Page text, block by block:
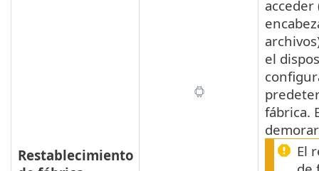
Restablecimiento
el
fábrica.
El